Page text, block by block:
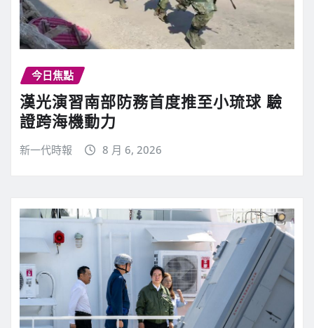
今日焦點
漢光演習南部防務首度推至小琉球 驗
證跨海機動力
新一代時報 8 月 6, 2026